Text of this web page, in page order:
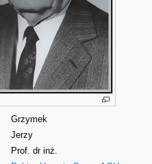
Grzymek
Jerzy
Prof. dr inż.